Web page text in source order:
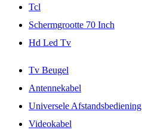
Tcl
Schermgrootte 70 Inch
Hd Led Tv
Tv Beugel
Antennekabel
Universele Afstandsbediening
Videokabel